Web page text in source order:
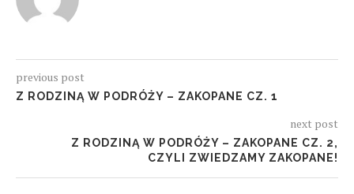
previous post
Z RODZINĄ W PODRÓŻY – ZAKOPANE CZ. 1
next post
Z RODZINĄ W PODRÓŻY – ZAKOPANE CZ. 2,
CZYLI ZWIEDZAMY ZAKOPANE!